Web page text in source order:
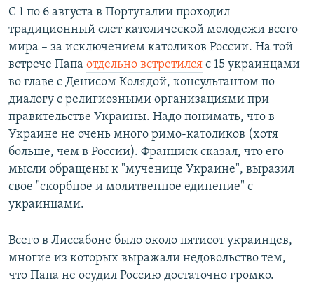
С 1 по 6 августа в Португалии проходил
традиционный слет католической молодежи всего
мира – за исключением католиков России. На той
встрече Папа отдельно встретился с 15 украинцами
во главе с Денисом Колядой, консультантом по
диалогу с религиозными организациями при
правительстве Украины. Надо понимать, что в
Украине не очень много римо-католиков (хотя
больше, чем в России). Франциск сказал, что его
мысли обращены к "мученице Украине", выразил
свое "скорбное и молитвенное единение" с
украинцами.
Всего в Лиссабоне было около пятисот украинцев,
многие из которых выражали недовольство тем,
что Папа не осудил Россию достаточно громко.